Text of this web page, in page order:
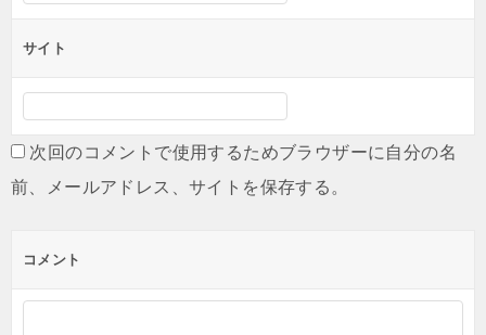
サイト
次回のコメントで使用するためブラウザーに自分の名
前、メールアドレス、サイトを保存する。
コメント